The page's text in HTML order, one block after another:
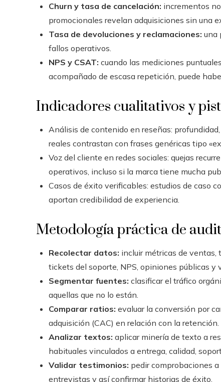
Churn y tasa de cancelación: incrementos
promocionales revelan adquisiciones sin una
Tasa de devoluciones y reclamaciones: una
fallos operativos.
NPS y CSAT: cuando las mediciones
acompañado de escasa repetición, puede
Indicadores cualitativos y
Análisis de contenido en reseñas:
reales contrastan con frases genéricas tipo
Voz del cliente en redes sociales: quejas
operativos, incluso si la marca tiene mucha
Casos de éxito verificables: estudios de caso
aportan credibilidad de experiencia.
Metodología práctica de
Recolectar datos: incluir métricas de ventas,
tickets del soporte, NPS, opiniones públicas y
Segmentar fuentes: clasificar el tráfico
aquellas que no lo están.
Comparar ratios: evaluar la conversión por
adquisición (CAC) en relación con la retención.
Analizar textos: aplicar minería de texto a
habituales vinculados a entrega, calidad,
Validar testimonios: pedir comprobaciones
entrevistas y así confirmar historias de éxito.